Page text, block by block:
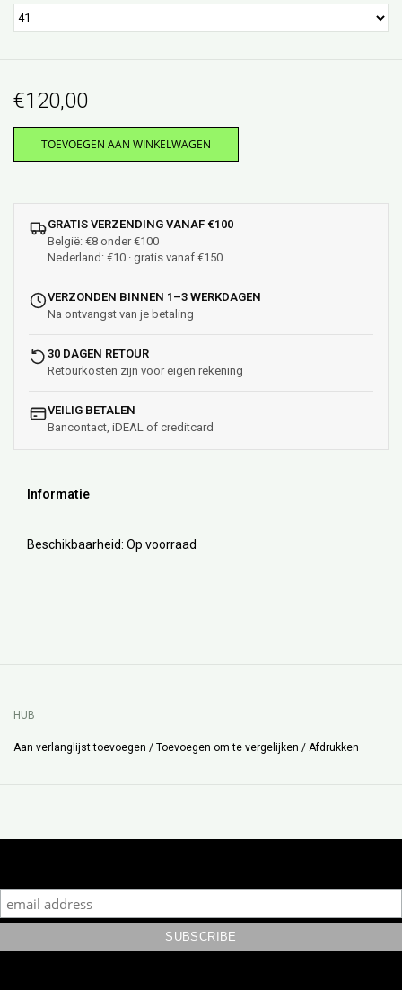
€120,00
TOEVOEGEN AAN WINKELWAGEN
GRATIS VERZENDING VANAF €100
België: €8 onder €100
Nederland: €10 · gratis vanaf €150
VERZONDEN BINNEN 1–3 WERKDAGEN
Na ontvangst van je betaling
30 DAGEN RETOUR
Retourkosten zijn voor eigen rekening
VEILIG BETALEN
Bancontact, iDEAL of creditcard
Informatie
Beschikbaarheid: Op voorraad
HUB
Aan verlanglijst toevoegen / Toevoegen om te vergelijken / Afdrukken